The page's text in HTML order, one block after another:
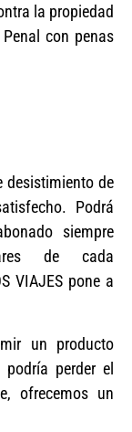
la propiedad
con penas
desistimiento de
Podrá
siempre
de cada
VIAJES pone a
un producto
perder el
ofrecemos un